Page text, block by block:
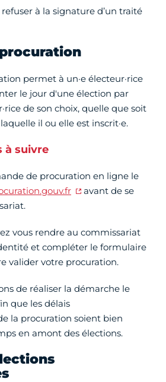
à la signature d’un traité
permet à un·e électeur·rice
le jour d'une élection par
de son choix, quelle que soit
il ou elle est inscrit·e.
à suivre
de procuration en ligne le
avant de se
vous rendre au commissariat
et compléter le formulaire
valider votre procuration.
de réaliser la démarche le
que les délais
la procuration soient bien
en amont des élections.